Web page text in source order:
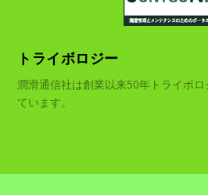
トライボロジー
潤滑通信社は創業以来50年トライボ
ています。